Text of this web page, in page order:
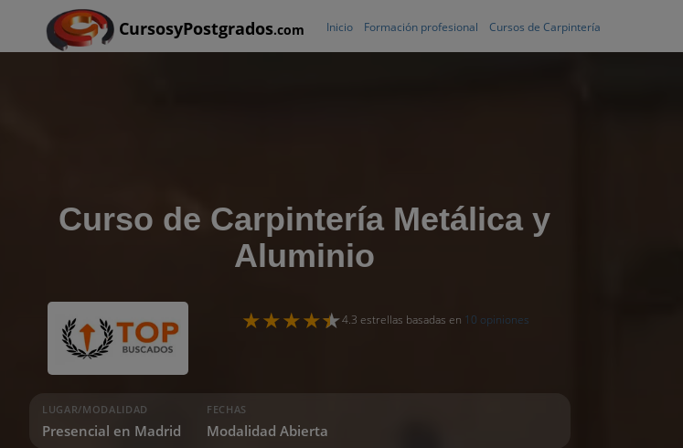
CursosyPostgrados.com Inicio Formación profesional Cursos de Carpintería
Curso de Carpintería Metálica y
Aluminio
4.3 estrellas basadas en 10 opiniones
LUGAR/MODALIDAD
Presencial en Madrid
FECHAS
Modalidad Abierta